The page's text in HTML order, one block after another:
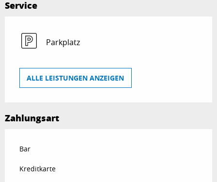
Service
Parkplatz
ALLE LEISTUNGEN ANZEIGEN
Zahlungsart
Bar
Kreditkarte